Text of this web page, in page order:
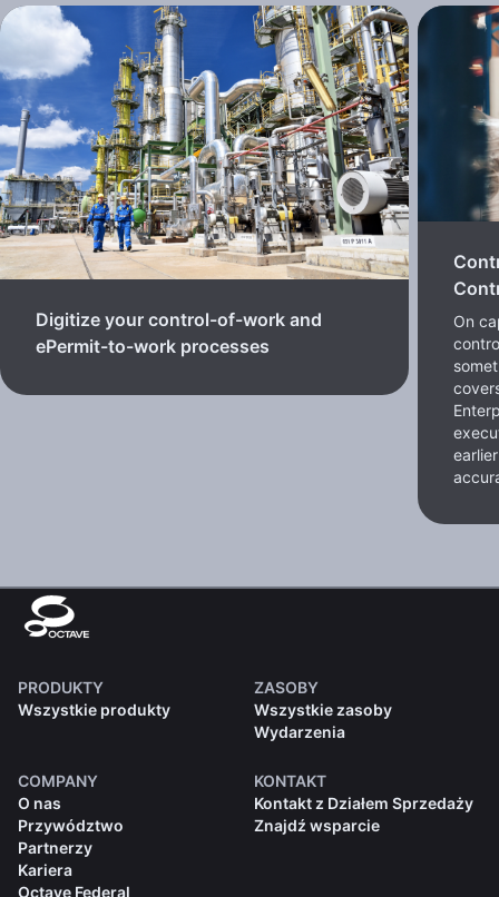
Digitize your control-of-work and
ePermit-to-work processes
On
PRODUKTY
Wszystkie produkty
ZASOBY
Wszystkie zasoby
Wydarzenia
COMPANY
O nas
Przywództwo
Partnerzy
Kariera
Octave Federal
KONTAKT
Kontakt z Działem Sprzedaży
Znajdź wsparcie